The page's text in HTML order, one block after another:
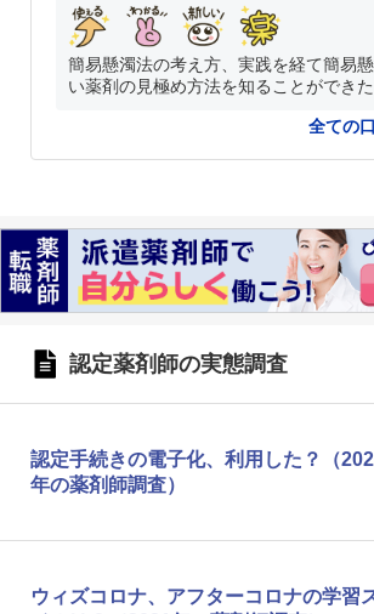
簡易懸濁法の考え方、実践を経て簡易
い薬剤の見極め方法を知ることができ
全ての
認定薬剤師の実態調査
認定手続きの電子化、利用した？（
年の薬剤師調査）
ウィズコロナ、アフターコロナの学習